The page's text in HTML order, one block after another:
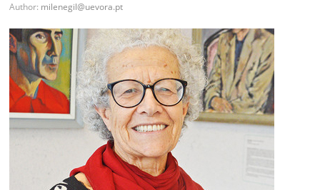
Author: milenegil@uevora.pt